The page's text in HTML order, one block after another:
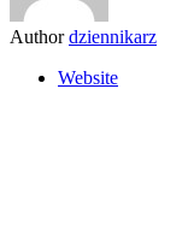
Author dziennikarz
Website